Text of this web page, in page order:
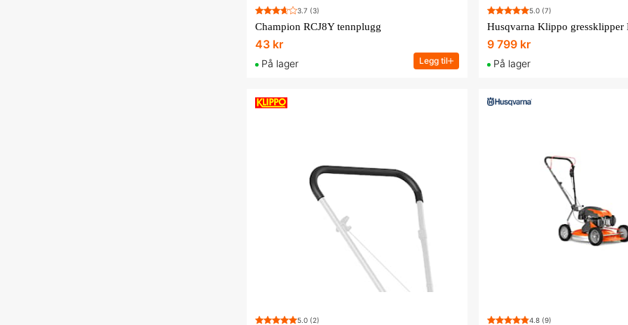
3.7 (3)
Champion RCJ8Y tennplugg
43 kr
På lager Legg til
5.0(7)
Husqvarna Klippo gressklipper
9 799 kr
På lager
5.0 (2) 4.8(9)